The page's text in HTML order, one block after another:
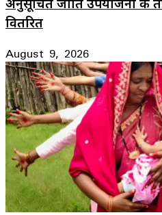
वितरित
August 9, 2026